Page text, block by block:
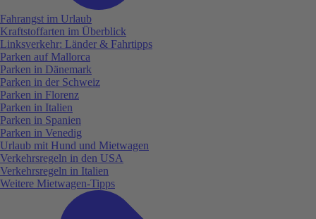
Fahrangst im Urlaub
Kraftstoffarten im Überblick
Linksverkehr: Länder & Fahrtipps
Parken auf Mallorca
Parken in Dänemark
Parken in der Schweiz
Parken in Florenz
Parken in Italien
Parken in Spanien
Parken in Venedig
Urlaub mit Hund und Mietwagen
Verkehrsregeln in den USA
Verkehrsregeln in Italien
Weitere Mietwagen-Tipps